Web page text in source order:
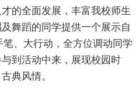
的全面发展，丰富我校师生
舞蹈的同学提供一个展示自
、大行动，全方位调动同学
到活动中来，展现校园时
典风情。